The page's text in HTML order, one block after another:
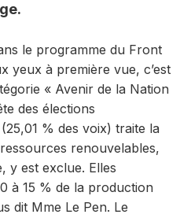
le programme du Front
yeux à première vue, c’est
« Avenir de la Nation
des élections
% des voix) traite la
renouvelables,
y est exclue. Elles
à 15 % de la production
dit Mme Le Pen. Le